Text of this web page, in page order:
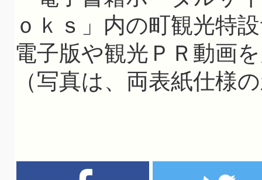
ｏｋｓ」内の町観光特
電子版や観光ＰＲ動画
（写真は、両表紙仕様